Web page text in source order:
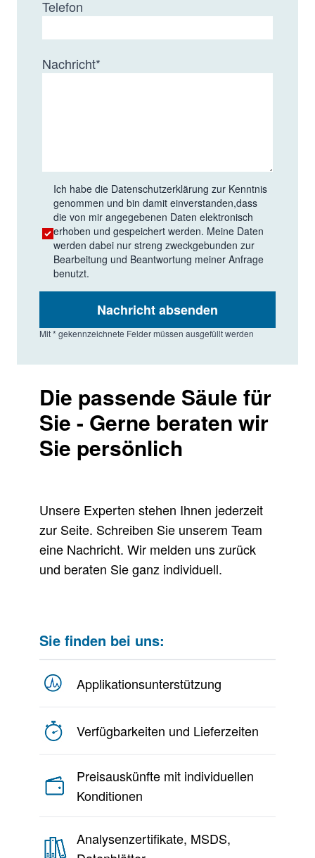
Telefon
Nachricht*
Ich habe die Datenschutzerklärung zur Kenntnis
genommen und bin damit einverstanden,dass
die von mir angegebenen Daten elektronisch
erhoben und gespeichert werden. Meine Daten
werden dabei nur streng zweckgebunden zur
Bearbeitung und Beantwortung meiner Anfrage
benutzt.
Nachricht absenden
Mit * gekennzeichnete Felder müssen ausgefüllt werden
Die passende Säule für
Sie - Gerne beraten wir
Sie persönlich
Unsere Experten stehen Ihnen jederzeit
zur Seite. Schreiben Sie unserem Team
eine Nachricht. Wir melden uns zurück
und beraten Sie ganz individuell.
Sie finden bei uns:
Applikationsunterstützung
Verfügbarkeiten und Lieferzeiten
Preisauskünfte mit individuellen
Konditionen
Analysenzertifikate, MSDS,